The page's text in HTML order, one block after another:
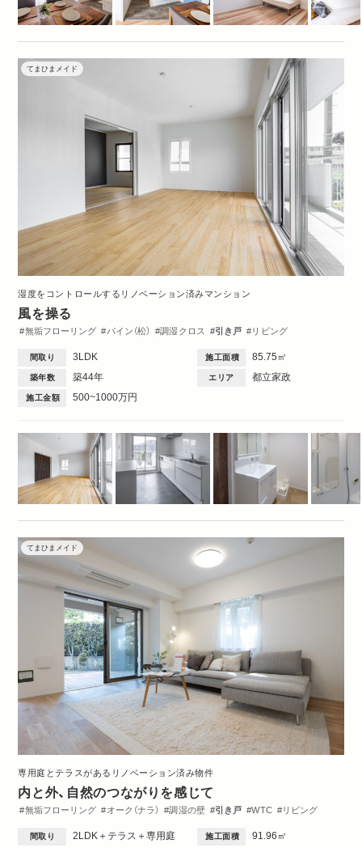
てまひまメイド
湿度をコントロールするリノベーション済みマンション
風を操る
無垢フローリング パイン（松） 調湿クロス 引き戸
リビング
トイレ・バス
間取図
間取り 3LDK 施工面積 85.75㎡
築年数 築44年 エリア 都立家政
施工金額 500~1000万円
てまひまメイド
専用庭とテラスがあるリノベーション済み物件
内と外、自然のつながりを感じて
無垢フローリング オーク（ナラ） 調湿の壁 引き戸 WTC
リビング
2DK・2LDK
間取り 2LDK＋テラス＋専用庭 施工面積 91.96㎡